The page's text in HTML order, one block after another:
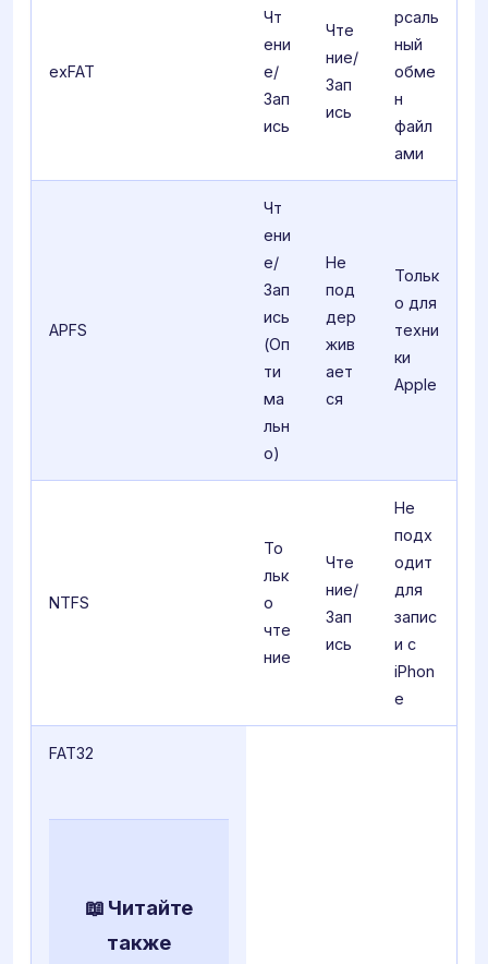
exFAT
Чт
ени
е/
Зап
ись
Чте
ние/
Зап
ись
рсаль
ный
обме
н
файл
ами
APFS
Чт
ени
е/
Зап
ись
(Оп
ти
ма
льн
о)
Не
под
дер
жив
ает
ся
Тольк
о для
техни
ки
Apple
NTFS
То
льк
о
чте
ние
Чте
ние/
Зап
ись
Не
подх
одит
для
запис
и с
iPhon
e
FAT32
📖 Читайте
также